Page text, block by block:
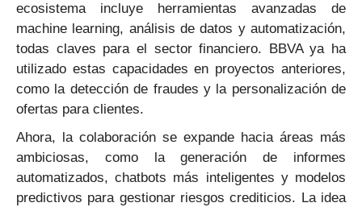
ecosistema incluye herramientas avanzadas de
machine learning, análisis de datos y automatización,
todas claves para el sector financiero. BBVA ya ha
utilizado estas capacidades en proyectos anteriores,
como la detección de fraudes y la personalización de
ofertas para clientes.
Ahora, la colaboración se expande hacia áreas más
ambiciosas, como la generación de informes
automatizados, chatbots más inteligentes y modelos
predictivos para gestionar riesgos crediticios. La idea